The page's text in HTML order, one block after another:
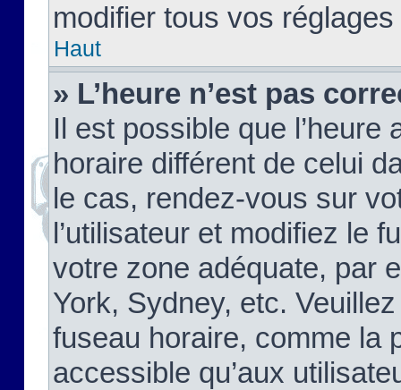
modifier tous vos
Haut
» L’heure n’est pas
Il est possible que
horaire différent de celui
le cas, rendez-vous sur
l’utilisateur et modifiez le
votre zone adéquate, par
York, Sydney, etc.
fuseau horaire, comme la
accessible qu’aux